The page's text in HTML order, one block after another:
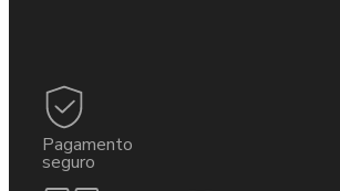
Pagamento
seguro